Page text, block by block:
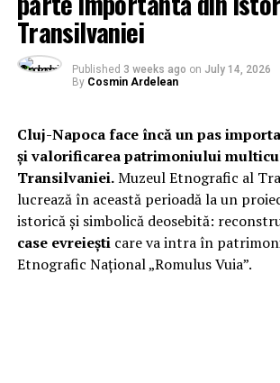
Transilvaniei
Published 3 weeks ago on July 14, 2026
By Cosmin Ardelean
Cluj-Napoca face încă un pas
și valorificarea patrimoniului
Transilvaniei.Muzeul Etnografic al
lucrează în această perioadă la un
istorică și simbolică deosebită:
case evreieșticare va intra în
Etnografic Național „Romulus Vuia”.